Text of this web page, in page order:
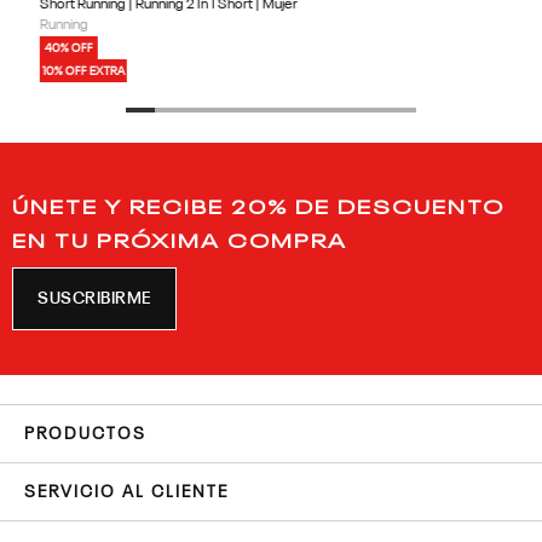
Short Running | Running 2 In 1 Short | Mujer
Running
40% OFF
10% OFF EXTRA
ÚNETE Y RECIBE 20% DE DESCUENTO
EN TU PRÓXIMA COMPRA
SUSCRIBIRME
PRODUCTOS
SERVICIO AL CLIENTE